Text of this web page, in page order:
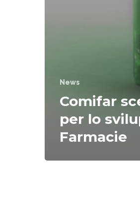
News
Comifar
per lo
Farmacie